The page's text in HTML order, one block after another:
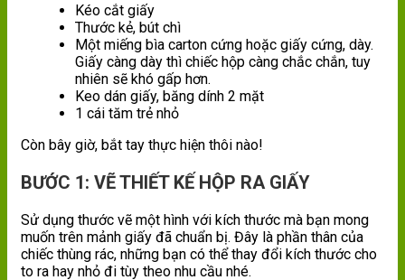
Kéo cắt giấy
Thước kẻ, bút chì
Một miếng bìa carton cứng hoặc giấy cứng, dày.
Giấy càng dày thì chiếc hộp càng chắc chắn, tuy
nhiên sẽ khó gấp hơn.
Keo dán giấy, băng dính 2 mặt
1 cái tăm trẻ nhỏ
Còn bây giờ, bắt tay thực hiện thôi nào!
BƯỚC 1: VẼ THIẾT KẾ HỘP RA GIẤY
Sử dụng thước vẽ một hình với kích thước mà bạn mong
muốn trên mảnh giấy đã chuẩn bị. Đây là phần thân của
chiếc thùng rác, những bạn có thể thay đổi kích thước cho
to ra hay nhỏ đi tùy theo nhu cầu nhé.